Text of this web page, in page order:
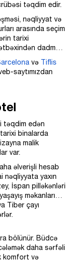
təqdim edir.
nəqliyyat və
arasında seçim
tarixi
dadmaq
və
Tiflis
saytımızdan
təqdim edən
binalarda
malik
var.
əlverişli hesab
nəqliyyata yaxın
İspan pilləkənləri
məkanlarıdır.
Tiber çayı
bölünür. Büdcə
daha sərfəli
komfort və